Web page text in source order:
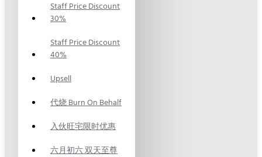
Staff Price Discount
30%
Staff Price Discount
40%
Upsell
代烧 Burn On Behalf
入伙旺宅限时优惠
六月初六 双天至尊